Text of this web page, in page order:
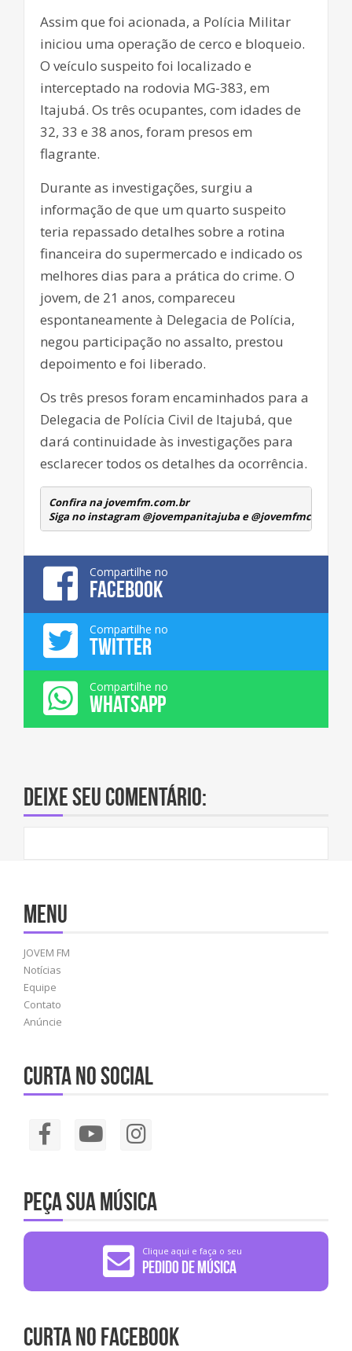
Assim que foi acionada, a Polícia Militar
iniciou uma operação de cerco e bloqueio.
O veículo suspeito foi localizado e
interceptado na rodovia MG-383, em
Itajubá. Os três ocupantes, com idades de
32, 33 e 38 anos, foram presos em
flagrante.
Durante as investigações, surgiu a
informação de que um quarto suspeito
teria repassado detalhes sobre a rotina
financeira do supermercado e indicado os
melhores dias para a prática do crime. O
jovem, de 21 anos, compareceu
espontaneamente à Delegacia de Polícia,
negou participação no assalto, prestou
depoimento e foi liberado.
Os três presos foram encaminhados para a
Delegacia de Polícia Civil de Itajubá, que
dará continuidade às investigações para
esclarecer todos os detalhes da ocorrência.
Confira na jovemfm.com.br
Siga no instagram @jovempanitajuba e
Compartilhe no
FACEBOOK
Compartilhe no
TWITTER
Compartilhe no
WHATSAPP
Deixe seu comentário:
Menu
JOVEM FM
Notícias
Equipe
Contato
Anúncie
Curta no social
Peça sua música
Clique aqui e faça o seu
Pedido de Música
Curta no Facebook